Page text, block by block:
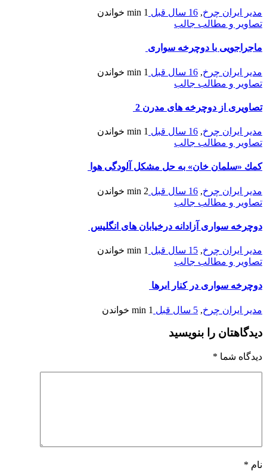
ایران چرخ ,16 سال قبل 1 min
خواندن
و مطالب جالب
با دوچرخه سواری
ایران چرخ ,16 سال قبل 1 min
خواندن
و مطالب جالب
از دوچرخه های مدرن 2
ایران چرخ ,16 سال قبل 1 min
خواندن
و مطالب جالب
«سلمان خان» به حل مشكل آلودگی هوا
ایران چرخ ,16 سال قبل 2 min
خواندن
و مطالب جالب
سواری آزادانه درخیابان های انگلیس
ایران چرخ ,15 سال قبل 1 min
خواندن
و مطالب جالب
سواری در کنار ابرها
ایران چرخ ,5 سال قبل 1 min خواندن
را بنویسید
شما*
*